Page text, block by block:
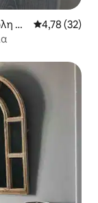
Λι
Μέση
4,78 (32)